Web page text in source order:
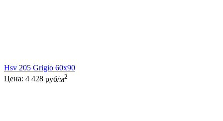
Hsv 205 Grigio 60x90
Цена: 4 428 руб/м2